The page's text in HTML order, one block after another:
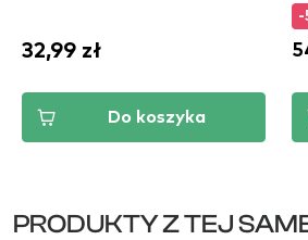
32,99 zł
Do koszyka
-
PRODUKTY Z TEJ